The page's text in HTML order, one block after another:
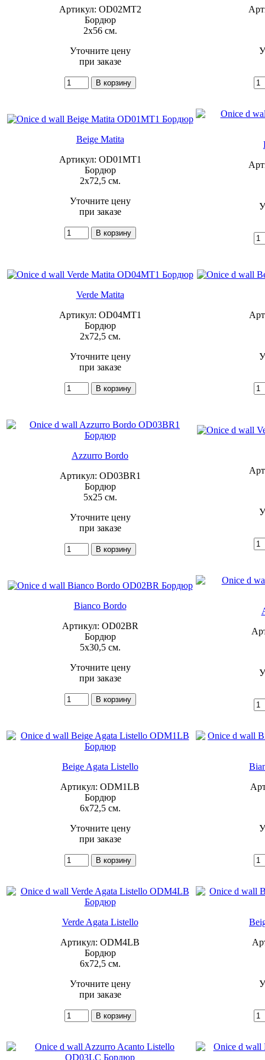
Артикул: OD02MT2
Бордюр
2x56 см.
Уточните цену
при заказе
Beige Matita
Артикул: OD01MT1
Бордюр
2x72,5 см.
Уточните цену
при заказе
Verde Matita
Артикул: OD04MT1
Бордюр
2x72,5 см.
Уточните цену
при заказе
Azzurro Bordo
Артикул: OD03BR1
Бордюр
5x25 см.
Уточните цену
при заказе
Bianco Bordo
Артикул: OD02BR
Бордюр
5x30,5 см.
Уточните цену
при заказе
Beige Agata Listello
Артикул: ODM1LB
Бордюр
6x72,5 см.
Уточните цену
при заказе
Verde Agata Listello
Артикул: ODM4LB
Бордюр
6x72,5 см.
Уточните цену
при заказе